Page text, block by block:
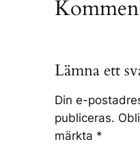
Lämna ett
Din e-
publiceras.
märkta *